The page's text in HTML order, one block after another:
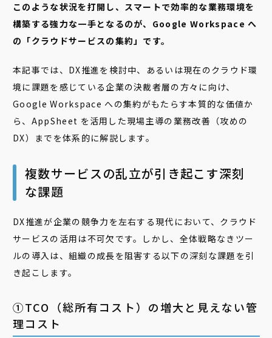
このような状況を打開し、スマートで効率的な業務環境を
構築する強力な一手となるのが、Google Workspace へ
の「クラウドサービスの集約」です。
本記事では、DX推進を検討中、あるいは現在のクラウド環
境に課題を感じている企業の決裁者層の方々に向け、
Google Workspace への集約がもたらす本質的な価値か
ら、AppSheet を活用した現場主導の業務改善（攻めの
DX）までを体系的に解説します。
複数サービスの乱立が引き起こす深刻
な課題
DX推進が企業の競争力を左右する現代において、クラウド
サービスの活用は不可欠です。しかし、全体戦略なきツー
ルの導入は、組織の成長を阻害する以下の深刻な課題を引
き起こします。
➀TCO（総所有コスト）の増大と見えない管
理コスト